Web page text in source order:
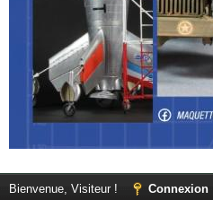
Bienvenue, Visiteur ! Connexion